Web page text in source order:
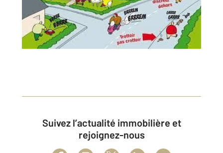
Suivez l’actualité immobilière et
rejoignez-nous